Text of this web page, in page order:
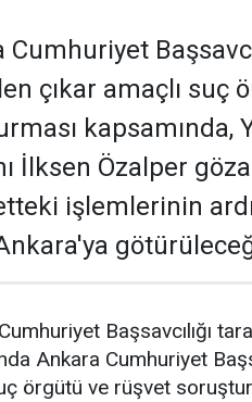
çıkar amaçlı suç
kapsamında,
İlksen Özalper
işlemlerinin
Başsavcılığı
Ankara Cumhuriyet
örgütü ve rüşvet